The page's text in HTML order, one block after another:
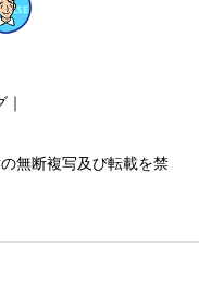
無断複写及び転載を禁